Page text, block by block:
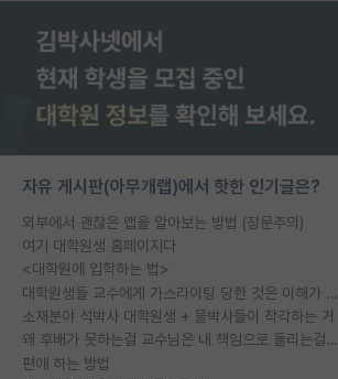
자유 게시판(아무개랩)에서 핫한 인기글은?
외부에서 괜찮은 랩을 알아보는 방법 (장문주의)
여기 대학원생 홈페이지다
<대학원에 입학하는 법>
대학원생들 교수에게 가스라이팅 당한 것은 이해가 갑니다. 안타깝네요.
소재분야 석박사 대학원생 + 물박사들이 착각하는 거
왜 후배가 못하는걸 교수님은 내 책임으로 돌리는걸까요?
편애 하는 방법